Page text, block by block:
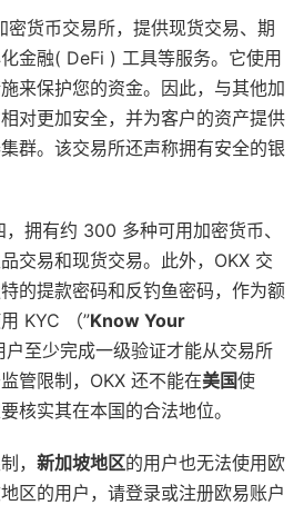
密货币交易所，提供现货交易、期
金融( DeFi ) 工具等服务。它使用
来保护您的资金。因此，与其他加
对更加安全，并为客户的资产提供
群。该交易所还声称拥有安全的银
拥有约 300 多种可用加密货币、
交易和现货交易。此外，OKX 交
的提款密码和反钓鱼密码，作为额
KYC （”Know Your
户至少完成一级验证才能从交易所
管限制，OKX 还不能在美国使
核实其在本国的合法地位。
， 新加坡地区的用户也无法使用欧
区的用户，请登录或注册欧易账户